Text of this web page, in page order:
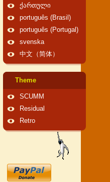
ქართული
português (Brasil)
português (Portugal)
svenska
中文（简体）
Theme
SCUMM
Residual
Retro